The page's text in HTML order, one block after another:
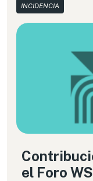
INCIDENCIA
el Foro